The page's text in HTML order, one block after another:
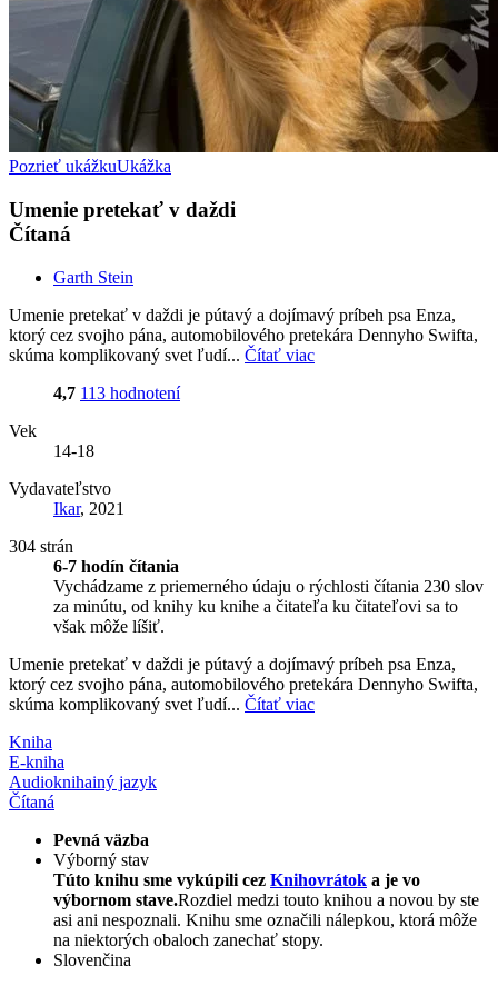
Pozrieť ukážkuUkážka
Umenie pretekať v daždi
Čítaná
Garth Stein
Umenie pretekať v daždi je pútavý a dojímavý príbeh psa Enza,
ktorý cez svojho pána, automobilového pretekára Dennyho Swifta,
skúma komplikovaný svet ľudí... Čítať viac
4,7 113 hodnotení
Vek
14-18
Vydavateľstvo
Ikar, 2021
304 strán
6-7 hodín čítania
Vychádzame z priemerného údaju o rýchlosti čítania 230 slov
za minútu, od knihy ku knihe a čitateľa ku čitateľovi sa to
však môže líšiť.
Umenie pretekať v daždi je pútavý a dojímavý príbeh psa Enza,
ktorý cez svojho pána, automobilového pretekára Dennyho Swifta,
skúma komplikovaný svet ľudí... Čítať viac
Kniha
E-kniha
Audioknihainý jazyk
Čítaná
Pevná väzba
Výborný stav
Túto knihu sme vykúpili cez Knihovrátok a je vo
výbornom stave.Rozdiel medzi touto knihou a novou by ste
asi ani nespoznali. Knihu sme označili nálepkou, ktorá môže
na niektorých obaloch zanechať stopy.
Slovenčina